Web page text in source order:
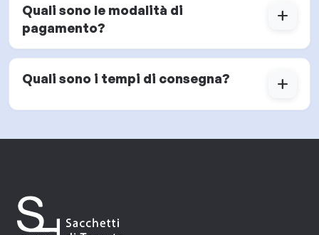
Quali sono le modalità di
pagamento?
add
Quali sono i tempi di consegna? add